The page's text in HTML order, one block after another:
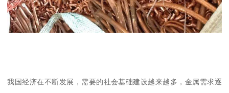
我国经济在不断发展，需要的社会基础建设越来越多，金属需求逐